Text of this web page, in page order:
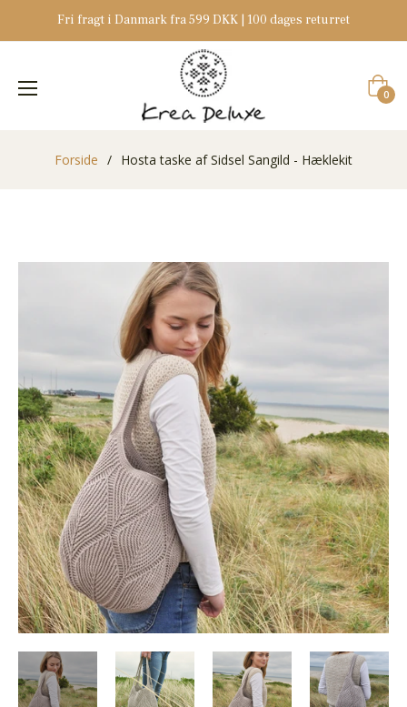
Fri fragt i Danmark fra 599 DKK | 100 dages returret
0
Forside / Hosta taske af Sidsel Sangild - Hæklekit